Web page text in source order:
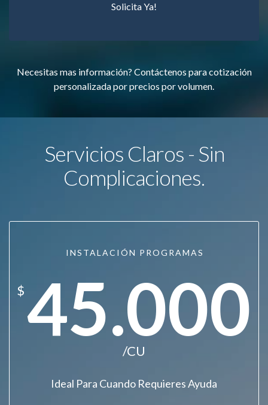
Solicita Ya!
Necesitas mas información? Contáctenos para cotización
personalizada por precios por volumen.
Servicios Claros - Sin
Complicaciones.
INSTALACIÓN PROGRAMAS
$45.000
/CU
Ideal Para Cuando Requieres Ayuda